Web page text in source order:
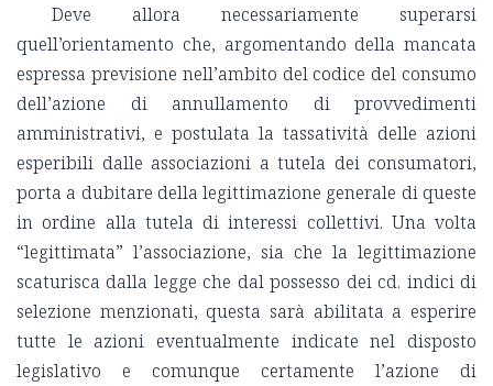
Deve allora necessariamente superarsi
quell’orientamento che, argomentando della mancata
espressa previsione nell’ambito del codice del consumo
dell’azione di annullamento di provvedimenti
amministrativi, e postulata la tassatività delle azioni
esperibili dalle associazioni a tutela dei consumatori,
porta a dubitare della legittimazione generale di queste
in ordine alla tutela di interessi collettivi. Una volta
“legittimata” l’associazione, sia che la legittimazione
scaturisca dalla legge che dal possesso dei cd. indici di
selezione menzionati, questa sarà abilitata a esperire
tutte le azioni eventualmente indicate nel disposto
legislativo e comunque certamente l’azione di